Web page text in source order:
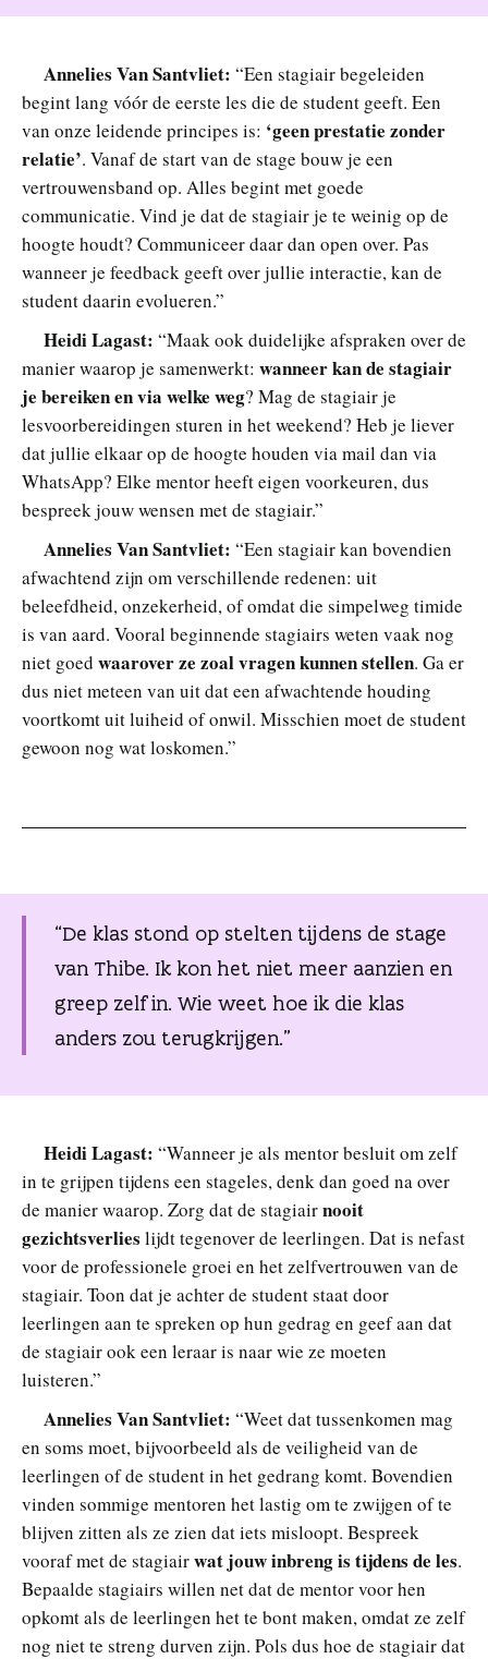
Annelies Van Santvliet: “Een stagiair begeleiden
begint lang vóór de eerste les die de student geeft. Een
van onze leidende principes is: ‘geen prestatie zonder
relatie’. Vanaf de start van de stage bouw je een
vertrouwensband op. Alles begint met goede
communicatie. Vind je dat de stagiair je te weinig op de
hoogte houdt? Communiceer daar dan open over. Pas
wanneer je feedback geeft over jullie interactie, kan de
student daarin evolueren.”
Heidi Lagast: “Maak ook duidelijke afspraken over de
manier waarop je samenwerkt: wanneer kan de stagiair
je bereiken en via welke weg? Mag de stagiair je
lesvoorbereidingen sturen in het weekend? Heb je liever
dat jullie elkaar op de hoogte houden via mail dan via
WhatsApp? Elke mentor heeft eigen voorkeuren, dus
bespreek jouw wensen met de stagiair.”
Annelies Van Santvliet: “Een stagiair kan bovendien
afwachtend zijn om verschillende redenen: uit
beleefdheid, onzekerheid, of omdat die simpelweg timide
is van aard. Vooral beginnende stagiairs weten vaak nog
niet goed waarover ze zoal vragen kunnen stellen. Ga er
dus niet meteen van uit dat een afwachtende houding
voortkomt uit luiheid of onwil. Misschien moet de student
gewoon nog wat loskomen.”
“De klas stond op stelten tijdens de stage
van Thibe. Ik kon het niet meer aanzien en
greep zelf in. Wie weet hoe ik die klas
anders zou terugkrijgen.”
Heidi Lagast: “Wanneer je als mentor besluit om zelf
in te grijpen tijdens een stageles, denk dan goed na over
de manier waarop. Zorg dat de stagiairnooit
gezichtsverlies lijdt tegenover de leerlingen. Dat is nefast
voor de professionele groei en het zelfvertrouwen van de
stagiair. Toon dat je achter de student staat door
leerlingen aan te spreken op hun gedrag en geef aan dat
de stagiair ook een leraar is naar wie ze moeten
luisteren.”
Annelies Van Santvliet: “Weet dat tussenkomen mag
en soms moet, bijvoorbeeld als de veiligheid van de
leerlingen of de student in het gedrang komt. Bovendien
vinden sommige mentoren het lastig om te zwijgen of te
blijven zitten als ze zien dat iets misloopt. Bespreek
vooraf met de stagiairwat jouw inbreng is tijdens de les.
Bepaalde stagiairs willen net dat de mentor voor hen
opkomt als de leerlingen het te bont maken, omdat ze zelf
nog niet te streng durven zijn. Pols dus hoe de stagiair dat